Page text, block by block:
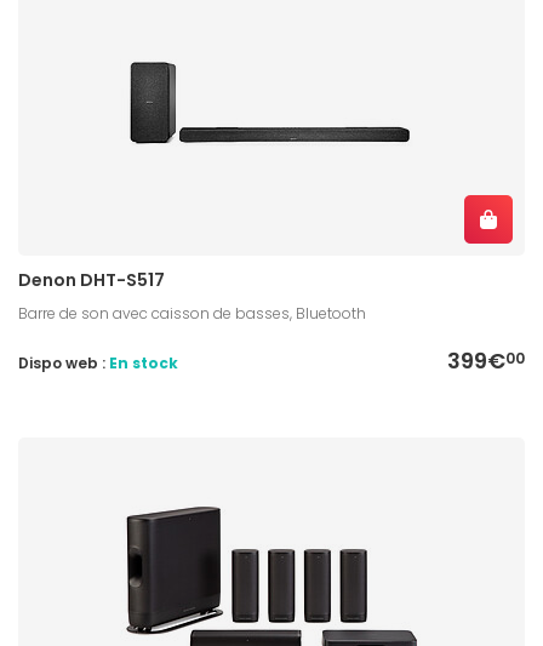
Denon DHT-S517
Barre de son avec caisson de basses, Bluetooth
399€00
Dispo web : En stock